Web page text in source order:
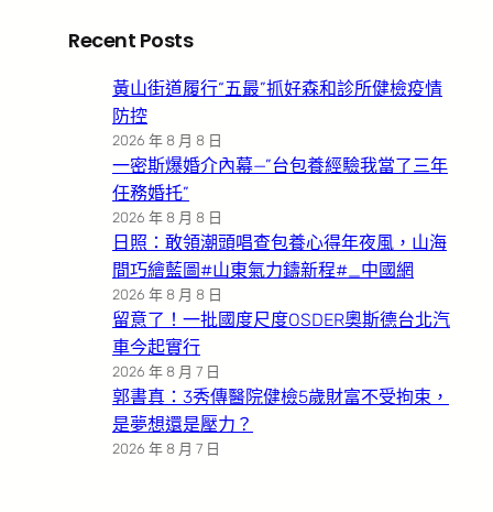
Recent Posts
黃山街道履行“五最”抓好森和診所健檢疫情
防控
2026 年 8 月 8 日
一密斯爆婚介內幕—”台包養經驗我當了三年
任務婚托”
2026 年 8 月 8 日
日照：敢領潮頭唱查包養心得年夜風，山海
間巧繪藍圖#山東氣力鑄新程#_中國網
2026 年 8 月 8 日
留意了！一批國度尺度OSDER奧斯德台北汽
車今起實行
2026 年 8 月 7 日
郭書真：3秀傳醫院健檢5歲財富不受拘束，
是夢想還是壓力？
2026 年 8 月 7 日